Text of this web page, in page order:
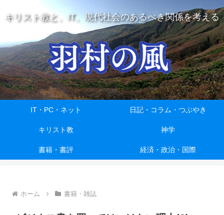
キリスト教と、IT、現代社会のあるべき関係を考える
IT・PC・ネット 日記・コラム・つぶやき
キリスト教 神学
書籍・書評 経済・政治・国際
ホーム 書籍・雑誌